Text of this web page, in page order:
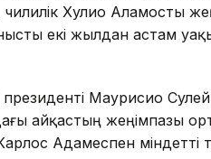
Хулио Аламосты
екі жылдан астам
президенті Маурисио
айқастың жеңімпазы
Адамеспен міндетті